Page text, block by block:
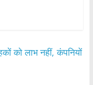
को लाभ नहीं, कंपनियों